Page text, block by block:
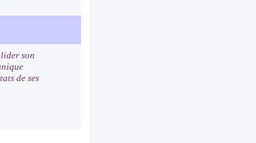
son
de ses